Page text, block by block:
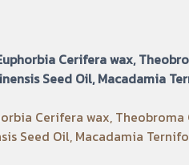
Cerifera wax,
Seed Oil, Macadamia
Cerifera wax, Theobroma
Seed Oil, Macadamia